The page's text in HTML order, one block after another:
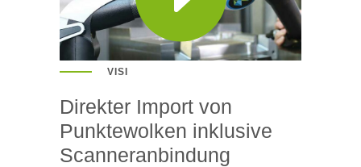
VISI
Direkter Import von
Punktewolken inklusive
Scanneranbindung